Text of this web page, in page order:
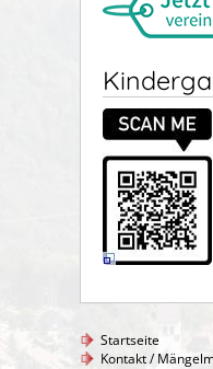
Startseite
Kontakt /